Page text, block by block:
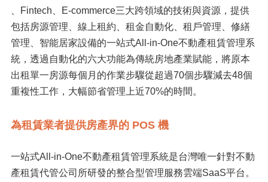
、Fintech、E-commerce三大跨領域的技術與資源，提供
包括房源管理、線上租約、租金自動化、租戶管理、修繕
管理、智能居家設備的一站式All-in-One不動產租賃管理系
統，透過自動化的六大功能為傳統房地產業賦能，將原本
出租單一房源每個月的作業步驟從超過70個步驟減去48個
重複性工作，大幅節省管理上近70%的時間。
為租賃業者提供房產界的 POS 機
一站式All-in-One不動產租賃管理系統是台灣唯一針對不動
產租賃代管公司所研發的整合型管理服務雲端SaaS平台。